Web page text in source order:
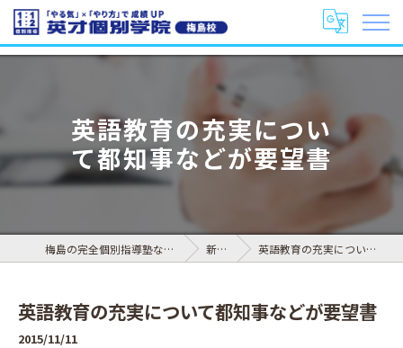
英語教育の充実につい
て都知事などが要望書
梅島の完全個別指導塾なら英才個別学院 梅島校 新着情報 英語教育の充実について都知事などが要望書
英語教育の充実について都知事などが要望書
2015/11/11